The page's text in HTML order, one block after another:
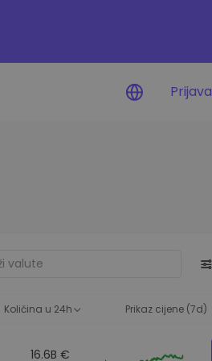
Prijava
Količina u 24h Prikaz cijene (7d)
16.6B €